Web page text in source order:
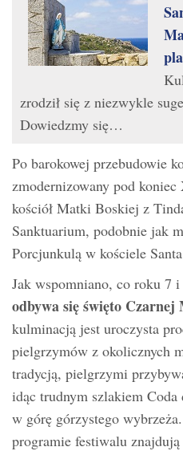
zrodził się z niezwykle
Dowiedzmy się…
Po barokowej przebudowie
zmodernizowany pod
kościół Matki Boskiej z
Sanktuarium, podobnie jak
Porcjunkulą w kościele
Jak wspomniano, co roku 7
odbywa się święto Czarnej
kulminacją jest uroczysta
pielgrzymów z okolicznych
tradycją, pielgrzymi
idąc trudnym szlakiem
w górę górzystego
programie festiwalu